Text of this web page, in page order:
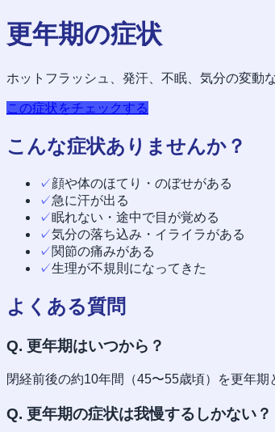
更年期の症状
ホットフラッシュ、発汗、不眠、気分の変動
この症状をチェックする
こんな症状ありませんか？
✓顔や体のほてり・のぼせがある
✓急に汗が出る
✓眠れない・途中で目が覚める
✓気分の落ち込み・イライラがある
✓関節の痛みがある
✓生理が不規則になってきた
よくある質問
Q. 更年期はいつから？
閉経前後の約10年間（45〜55歳頃）を更年
Q. 更年期の症状は我慢するしかない？